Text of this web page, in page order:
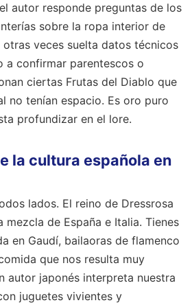
autor responde preguntas de los
sobre la ropa interior de
otras veces suelta datos técnicos
a confirmar parentescos o
ciertas Frutas del Diablo que
no tenían espacio. Es oro puro
profundizar en el lore.
la cultura española en
lados. El reino de Dressrosa
mezcla de España e Italia. Tienes
en Gaudí, bailaoras de flamenco
que nos resulta muy
autor japonés interpreta nuestra
juguetes vivientes y